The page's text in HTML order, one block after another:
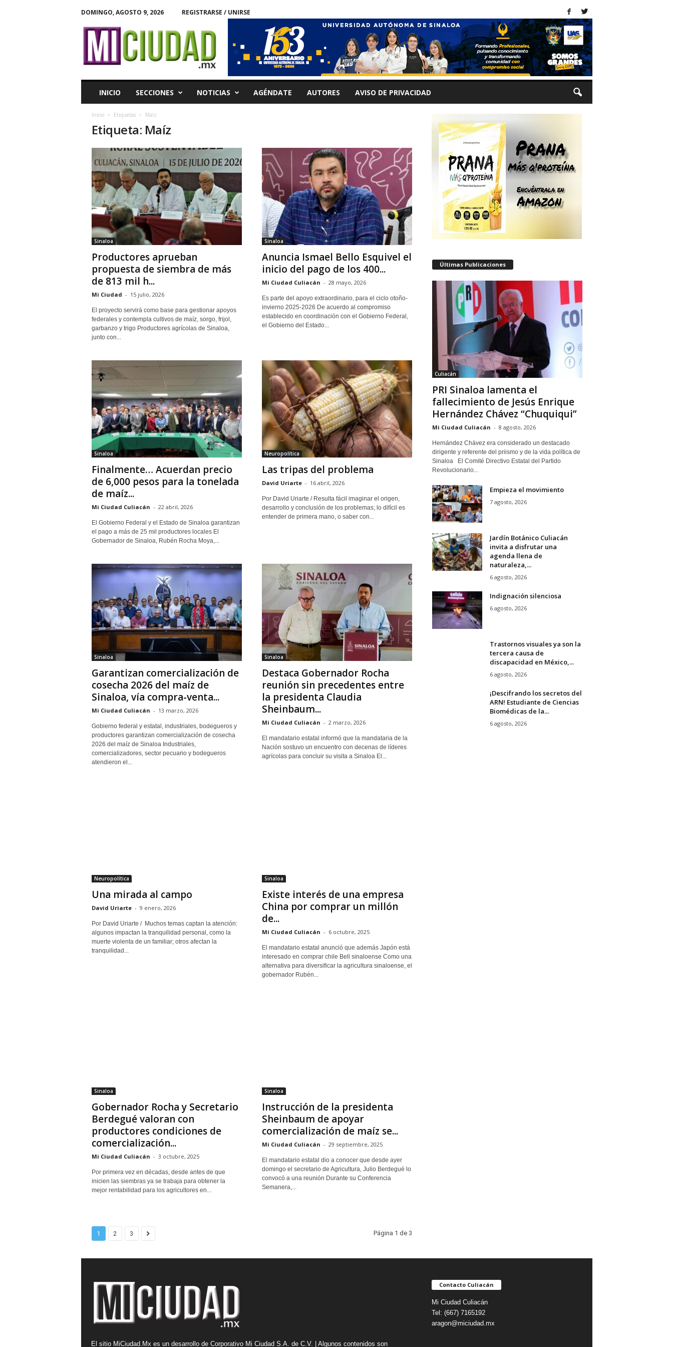
DOMINGO, AGOSTO 9, 2026 REGISTRARSE / UNIRSE
u
INICIO SECCIONES NOTICIAS AGÉNDATE AUTORES AVISO DE PRIVACIDAD
Inicio Etiquetas Maíz
Etiqueta: Maíz
Sinaloa
Productores aprueban
propuesta de siembra de más
de 813 mil h...
Mi Ciudad - 15 julio, 2026
El proyecto servirá como base para gestionar apoyos
federales y contempla cultivos de maíz, sorgo, frijol,
garbanzo y trigo Productores agrícolas de Sinaloa,
junto con...
Sinaloa
Anuncia Ismael Bello Esquivel el
inicio del pago de los 400...
Mi Ciudad Culiacán - 28 mayo, 2026
Es parte del apoyo extraordinario, para el ciclo otoño-
invierno 2025-2026 De acuerdo al compromiso
establecido en coordinación con el Gobierno Federal,
el Gobierno del Estado...
Sinaloa
Finalmente… Acuerdan precio
de 6,000 pesos para la tonelada
de maíz...
Mi Ciudad Culiacán - 22 abril, 2026
El Gobierno Federal y el Estado de Sinaloa garantizan
el pago a más de 25 mil productores locales El
Gobernador de Sinaloa, Rubén Rocha Moya,...
Neuropolítica
Las tripas del problema
David Uriarte - 16 abril, 2026
Por David Uriarte / Resulta fácil imaginar el origen,
desarrollo y conclusión de los problemas; lo difícil es
entender de primera mano, o saber con...
Sinaloa
Garantizan comercialización de
cosecha 2026 del maíz de
Sinaloa, vía compra-venta...
Mi Ciudad Culiacán - 13 marzo, 2026
Gobierno federal y estatal, industriales, bodegueros y
productores garantizan comercialización de cosecha
2026 del maíz de Sinaloa Industriales,
comercializadores, sector pecuario y bodegueros
atendieron el...
Sinaloa
Destaca Gobernador Rocha
reunión sin precedentes entre
la presidenta Claudia
Sheinbaum...
Mi Ciudad Culiacán - 2 marzo, 2026
El mandatario estatal informó que la mandataria de la
Nación sostuvo un encuentro con decenas de líderes
agrícolas para concluir su visita a Sinaloa El...
Neuropolítica
Una mirada al campo
David Uriarte - 9 enero, 2026
Por David Uriarte / Muchos temas captan la atención:
algunos impactan la tranquilidad personal, como la
muerte violenta de un familiar; otros afectan la
tranquilidad...
Sinaloa
Existe interés de una empresa
China por comprar un millón
de...
Mi Ciudad Culiacán - 6 octubre, 2025
El mandatario estatal anunció que además Japón está
interesado en comprar chile Bell sinaloense Como una
alternativa para diversificar la agricultura sinaloense, el
gobernador Rubén...
Sinaloa
Gobernador Rocha y Secretario
Berdegué valoran con
productores condiciones de
comercialización...
Mi Ciudad Culiacán - 3 octubre, 2025
Por primera vez en décadas, desde antes de que
inicien las siembras ya se trabaja para obtener la
mejor rentabilidad para los agricultores en...
Sinaloa
Instrucción de la presidenta
Sheinbaum de apoyar
comercialización de maíz se...
Mi Ciudad Culiacán - 29 septiembre, 2025
El mandatario estatal dio a conocer que desde ayer
domingo el secretario de Agricultura, Julio Berdegué lo
convocó a una reunión Durante su Conferencia
Semanera,...
1 2 3 Página 1 de 3
Últimas Publicaciones
Culiacán
PRI Sinaloa lamenta el
fallecimiento de Jesús Enrique
Hernández Chávez “Chuquiqui”
Mi Ciudad Culiacán - 8 agosto, 2026
Hernández Chávez era considerado un destacado
dirigente y referente del priismo y de la vida política de
Sinaloa El Comité Directivo Estatal del Partido
Revolucionario...
Empieza el movimiento
7 agosto, 2026
Jardín Botánico Culiacán
invita a disfrutar una
agenda llena de
naturaleza,...
6 agosto, 2026
Indignación silenciosa
6 agosto, 2026
Trastornos visuales ya son la
tercera causa de
discapacidad en México,...
6 agosto, 2026
¡Descifrando los secretos del
ARN! Estudiante de Ciencias
Biomédicas de la...
6 agosto, 2026
El sitio MiCiudad.Mx es un desarrollo de Corporativo Mi Ciudad S.A. de C.V. | Algunos contenidos son
Contacto Culiacán
Mi Ciudad Culiacán
Tel: (667) 7165192
aragon@miciudad.mx